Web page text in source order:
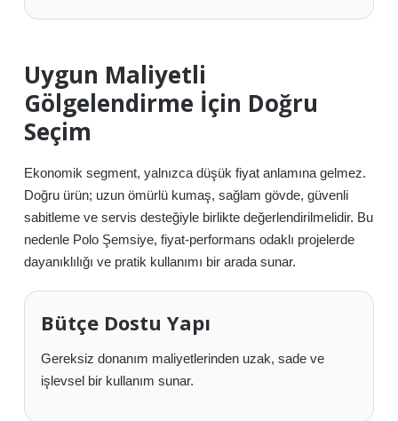
Uygun Maliyetli
Gölgelendirme İçin Doğru
Seçim
Ekonomik segment, yalnızca düşük fiyat anlamına gelmez.
Doğru ürün; uzun ömürlü kumaş, sağlam gövde, güvenli
sabitleme ve servis desteğiyle birlikte değerlendirilmelidir. Bu
nedenle Polo Şemsiye, fiyat-performans odaklı projelerde
dayanıklılığı ve pratik kullanımı bir arada sunar.
Bütçe Dostu Yapı
Gereksiz donanım maliyetlerinden uzak, sade ve
işlevsel bir kullanım sunar.